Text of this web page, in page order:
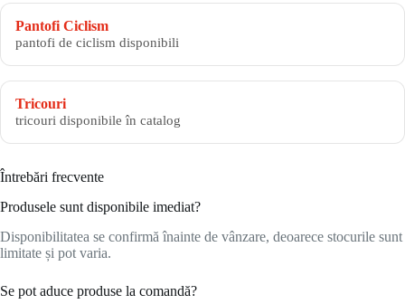
Pantofi Ciclism
pantofi de ciclism disponibili
Tricouri
tricouri disponibile în catalog
Întrebări frecvente
Produsele sunt disponibile imediat?
Disponibilitatea se confirmă înainte de vânzare, deoarece stocurile sunt
limitate și pot varia.
Se pot aduce produse la comandă?